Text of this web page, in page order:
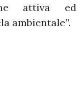
attiva ed
ambientale”.